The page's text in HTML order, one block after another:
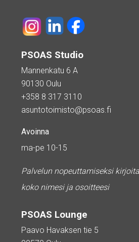
PSOAS Studio
Mannenkatu 6 A
90130 Oulu
+358 8 317 3110
asuntotoimisto@psoas.fi
Avoinna
ma-pe 10-15
Palvelun nopeuttamiseksi
koko nimesi ja osoitteesi
PSOAS Lounge
Paavo Havaksen tie 5